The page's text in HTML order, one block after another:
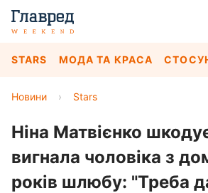
STARS МОДА ТА КРАСА
Новини › Stars
Ніна Матвієнко
вигнала чоловіка з
років шлюбу: "Треба